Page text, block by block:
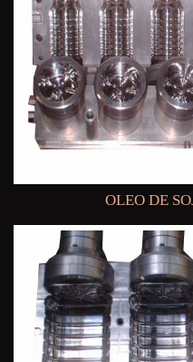
OLEO DE